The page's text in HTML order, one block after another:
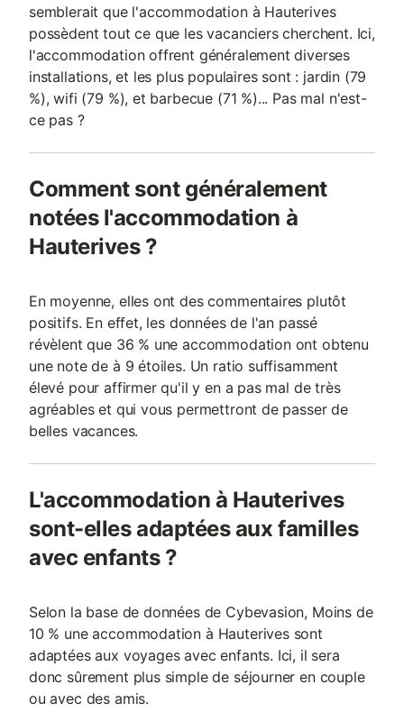
semblerait que l'accommodation à Hauterives
possèdent tout ce que les vacanciers cherchent. Ici,
l'accommodation offrent généralement diverses
installations, et les plus populaires sont : jardin (79
%), wifi (79 %), et barbecue (71 %)... Pas mal n'est-
ce pas ?
Comment sont généralement
notées l'accommodation à
Hauterives ?
En moyenne, elles ont des commentaires plutôt
positifs. En effet, les données de l'an passé
révèlent que 36 % une accommodation ont obtenu
une note de à 9 étoiles. Un ratio suffisamment
élevé pour affirmer qu'il y en a pas mal de très
agréables et qui vous permettront de passer de
belles vacances.
L'accommodation à Hauterives
sont-elles adaptées aux familles
avec enfants ?
Selon la base de données de Cybevasion, Moins de
10 % une accommodation à Hauterives sont
adaptées aux voyages avec enfants. Ici, il sera
donc sûrement plus simple de séjourner en couple
ou avec des amis.